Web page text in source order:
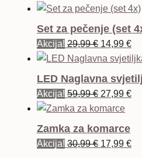
Set za pečenje (set
Akcija! 29,99€ Izvorna
cijena
14,99 €
je:
LED Naglavna
Akcija! 59,99€ Izvorna
cijena
27,99 €
Zamka za komarce
Akcija! 30,99€ Izvorna
17,99 €